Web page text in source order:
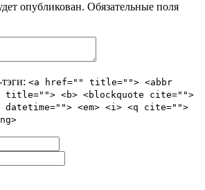
опубликован. Обязательные поля
<a href="" title=""> <abbr
title=""> <b> <blockquote cite="">
datetime=""> <em> <i> <q cite="">